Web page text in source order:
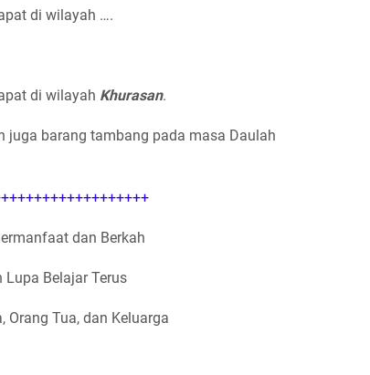
di wilayah ….
di wilayah Khurasan.
juga barang tambang pada masa Daulah
dan Berkah
Lupa Belajar Terus
Orang Tua, dan Keluarga